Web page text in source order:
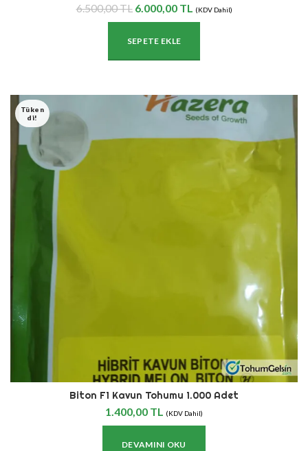
6.500,00TL Orijinal
fiyat:
TL.
6.000,00TL Şu
andaki
TL.
(KDV Dahil)
SEPETE EKLE
Tüken
Di!
Biton F1 Kavun Tohumu 1.000 Adet
1.400,00 TL (KDV Dahil)
DEVAMINI OKU